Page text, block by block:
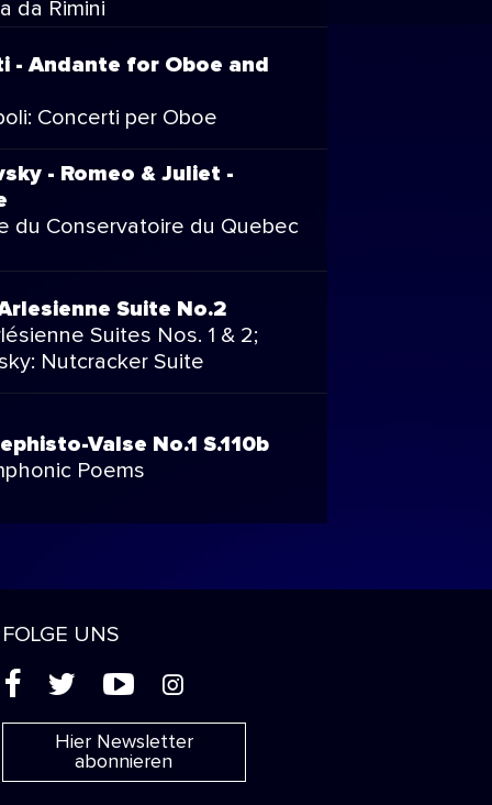
da Rimini
- Andante for Oboe and
Concerti per Oboe
- Romeo & Juliet -
du Conservatoire du Quebec
Suite No.2
Suites Nos. 1 & 2;
Nutcracker Suite
Valse No.1 S.110b
Poems
FOLGE UNS
( ' + &
Hier Newsletter
abonnieren